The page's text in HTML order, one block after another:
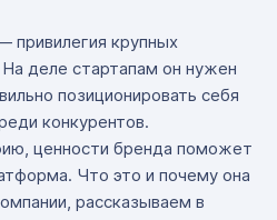
привилегия крупных
деле стартапам он нужен
позиционировать себя
конкурентов.
ценности бренда поможет
Что это и почему она
рассказываем в